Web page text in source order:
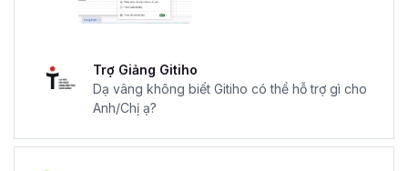
Trợ Giảng Gitiho
Dạ vâng không biết Gitiho có thể hỗ trợ gì cho
Anh/Chị ạ?